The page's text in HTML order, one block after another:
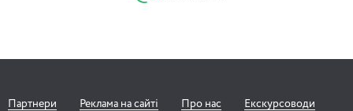
Партнери Реклама на сайті Про нас
Екскурсоводи